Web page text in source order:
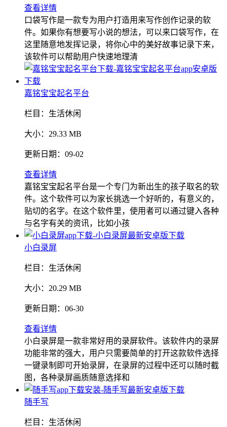
查看详情
口袋写作是一款专为用户打造用来写作创作记录的软
件。如果你有想要写小说的想法，可以来口袋写作，在
这里随意地发挥记录，将你心中的美好故事记录下来，
该软件可以帮助用户快速地理清
嘉铭宝宝起名平台
栏目： 生活休闲
大小： 29.33 MB
更新日期： 09-02
查看详情
嘉铭宝宝起名平台是一个专门为新出生的孩子取名的软
件。这个软件可以为家长挑选一个好听的，有意义的，
贴切的名字。在这个软件里，使用者可以通过键入各种
与名字有关的资讯，比如小孩
小白录屏
栏目： 生活休闲
大小： 20.29 MB
更新日期： 06-30
查看详情
小白录屏是一款非常好用的录屏软件。该软件内的录屏
功能非常的强大，用户只需要简单的打开这款软件选择
一键录制即可开始录屏，在录屏的过程中还可以随时截
图，各种录屏画质随意选择和
随手写
栏目： 生活休闲